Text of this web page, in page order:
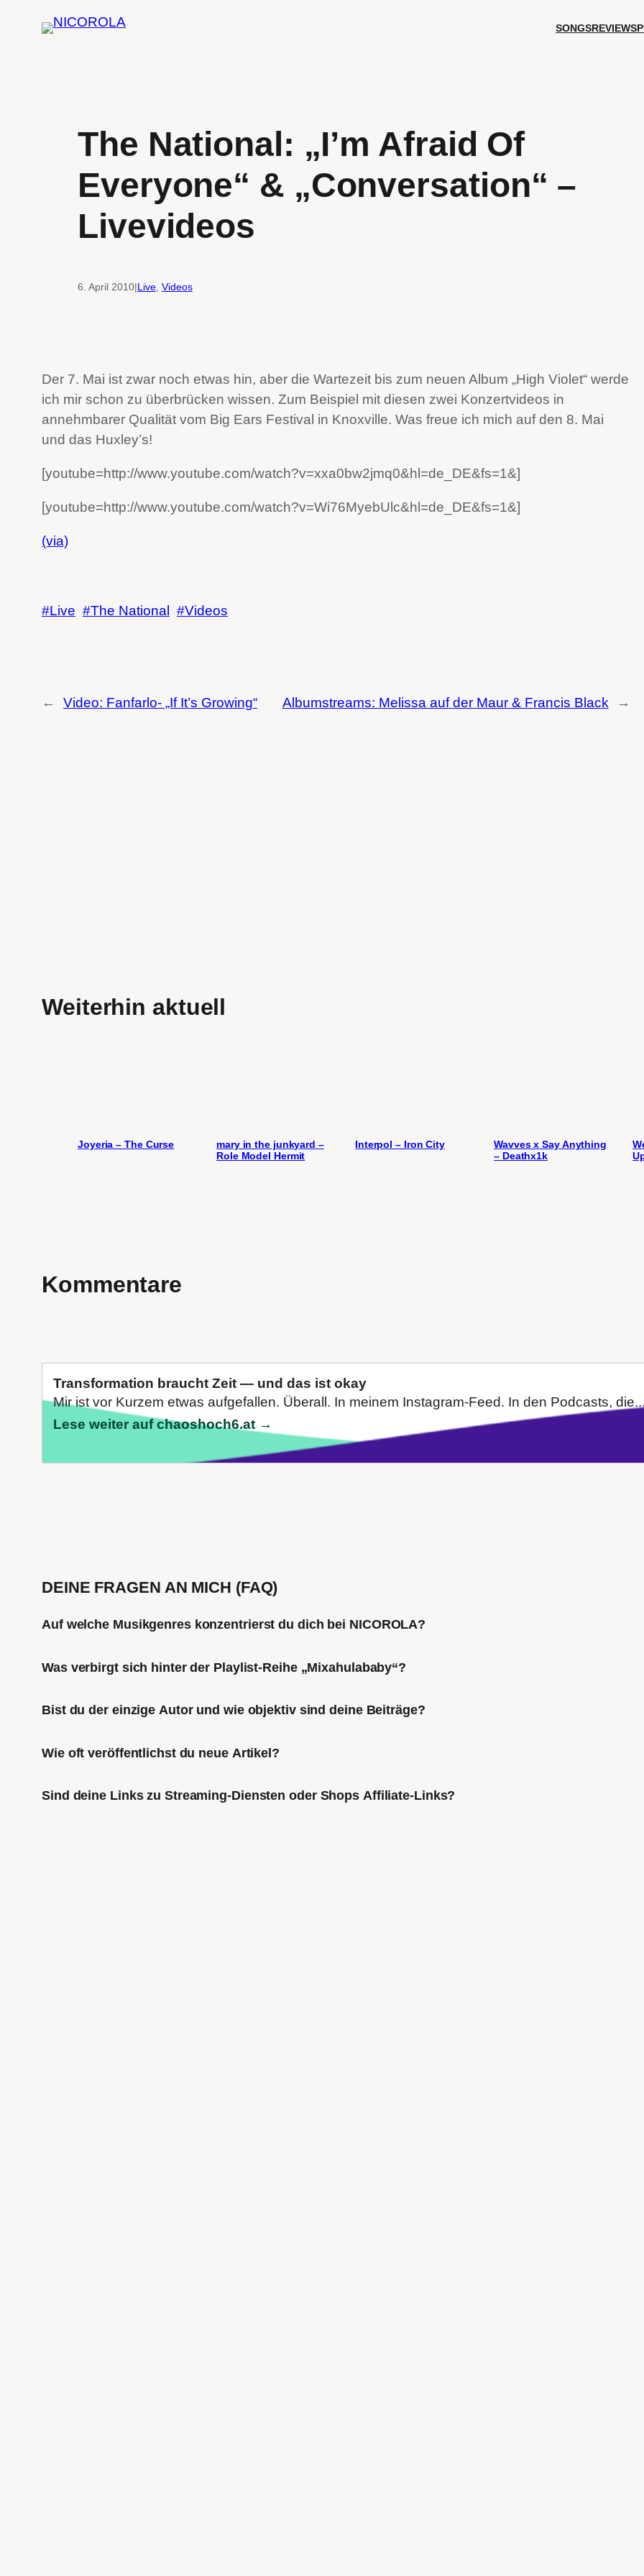
SONGSREVIEWS
The National: „I’m Afraid Of
Everyone“ & „Conversation“ –
Livevideos
6. April 2010|Live, Videos
Der 7. Mai ist zwar noch etwas hin, aber die Wartezeit bis zum neuen Album „High Violet“ werde
ich mir schon zu überbrücken wissen. Zum Beispiel mit diesen zwei Konzertvideos in
annehmbarer Qualität vom Big Ears Festival in Knoxville. Was freue ich mich auf den 8. Mai
und das Huxley’s!
[youtube=http://www.youtube.com/watch?v=xxa0bw2jmq0&hl=de_DE&fs=1&]
[youtube=http://www.youtube.com/watch?v=Wi76MyebUlc&hl=de_DE&fs=1&]
(via)
Live The National Videos
← Video: Fanfarlo- „If It’s Growing“ Albumstreams: Melissa auf der Maur & Francis Black →
Weiterhin aktuell
Joyeria – The Curse
mary in the junkyard –
Role Model Hermit
Interpol – Iron City
Wavves x Say Anything
– Deathx1k
Kommentare
Transformation braucht Zeit — und das ist okay
Mir ist vor Kurzem etwas aufgefallen. Überall. In meinem Instagram-Feed. In den Podcasts,
Lese weiter auf chaoshoch6.at →
DEINE FRAGEN AN MICH (FAQ)
Auf welche Musikgenres konzentrierst du dich bei NICOROLA?
Was verbirgt sich hinter der Playlist-Reihe „Mixahulababy“?
Bist du der einzige Autor und wie objektiv sind deine Beiträge?
Wie oft veröffentlichst du neue Artikel?
Sind deine Links zu Streaming-Diensten oder Shops Affiliate-Links?